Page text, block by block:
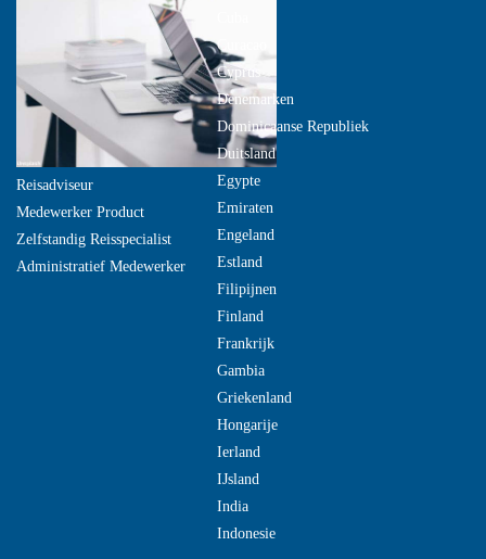
Reisadviseur
Medewerker Product
Zelfstandig Reisspecialist
Administratief Medewerker
Curacao
Cyprus
Denemarken
Dominicaanse Republiek
Duitsland
Egypte
Emiraten
Engeland
Estland
Filipijnen
Finland
Frankrijk
Gambia
Griekenland
Hongarije
Ierland
IJsland
India
Indonesie